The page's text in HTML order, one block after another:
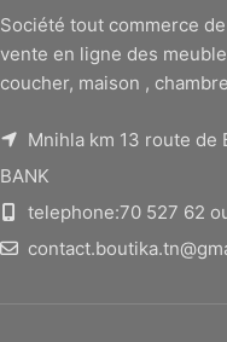
Société tout commerce
vente en ligne des
coucher, maison ,
Mnihla km 13 route de
BANK
telephone:70 527 62